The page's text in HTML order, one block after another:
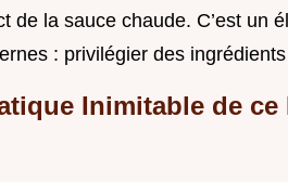
de la sauce chaude. C’est un
: privilégier des
Inimitable de ce